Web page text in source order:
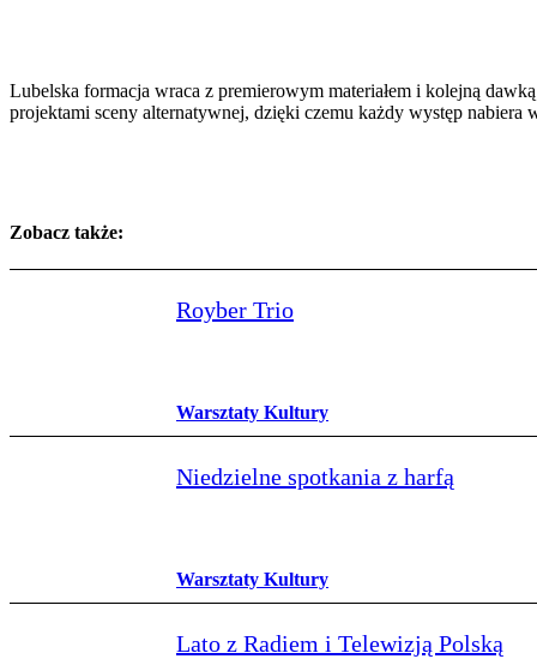
Lubelska formacja wraca z premierowym materiałem i kolejną
projektami sceny alternatywnej, dzięki czemu każdy występ nabiera
Zobacz także:
Royber Trio
Warsztaty Kultury
Niedzielne spotkania z harfą
Warsztaty Kultury
Lato z Radiem i Telewizją Polską